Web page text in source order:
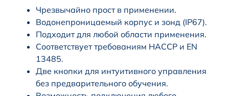
Чрезвычайно прост в применении.
Водонепроницаемый корпус и зонд (IP67).
Подходит для любой области применения.
Соответствует требованиям HACCP и EN
13485.
Две кнопки для интуитивного управления
без предварительного обучения.